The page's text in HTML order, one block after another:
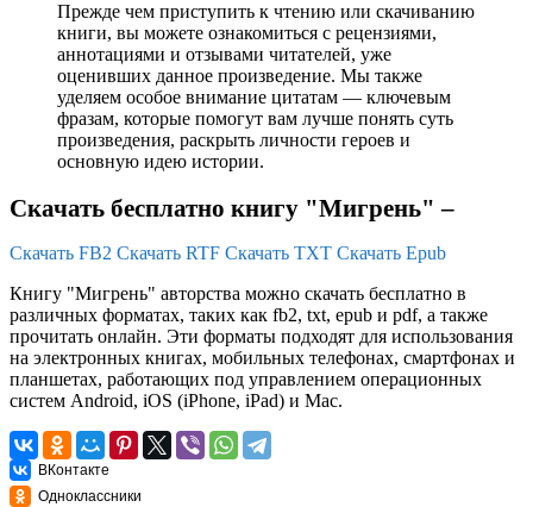
Прежде чем приступить к чтению или скачиванию
книги, вы можете ознакомиться с рецензиями,
аннотациями и отзывами читателей, уже
оценивших данное произведение. Мы также
уделяем особое внимание цитатам — ключевым
фразам, которые помогут вам лучше понять суть
произведения, раскрыть личности героев и
основную идею истории.
Скачать бесплатно книгу "Мигрень" –
Скачать FB2 Скачать RTF Скачать TXT Скачать Epub
Книгу "Мигрень" авторства можно скачать бесплатно в
различных форматах, таких как fb2, txt, epub и pdf, а также
прочитать онлайн. Эти форматы подходят для использования
на электронных книгах, мобильных телефонах, смартфонах и
планшетах, работающих под управлением операционных
систем Android, iOS (iPhone, iPad) и Mac.
ВКонтакте
Одноклассники